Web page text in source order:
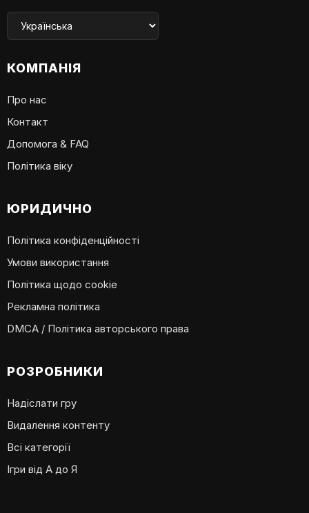
КОМПАНІЯ
Про нас
Контакт
Допомога & FAQ
Політика віку
ЮРИДИЧНО
Політика конфіденційності
Умови використання
Політика щодо cookie
Рекламна політика
DMCA / Політика авторського права
РОЗРОБНИКИ
Надіслати гру
Видалення контенту
Всі категорії
Ігри від А до Я